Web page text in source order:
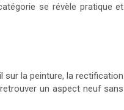
se révèle pratique et
sur la peinture, la rectification
un aspect neuf sans